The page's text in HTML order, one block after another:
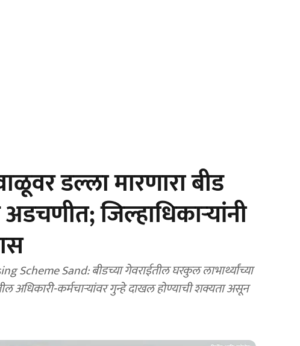
डल्ला मारणारा बीड
जिल्हाधिकाऱ्यांनी
Scheme Sand: बीडच्या गेवराईतील घरकुल लाभार्थ्यांच्या
अधिकारी-कर्मचाऱ्यांवर गुन्हे दाखल होण्याची शक्यता असून